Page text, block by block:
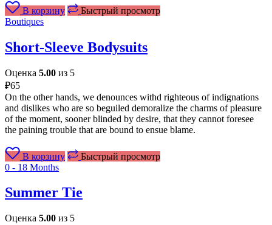
В корзину
Быстрый просмотр
Boutiques
Short-Sleeve Bodysuits
Оценка 5.00 из 5
₽65
On the other hands, we denounces withd righteous of indignations
and dislikes who are so beguiled demoralize the charms of pleasure
of the moment, sooner blinded by desire, that they cannot foresee
the paining trouble that are bound to ensue blame.
В корзину
Быстрый просмотр
0 - 18 Months
Summer Tie
Оценка 5.00 из 5